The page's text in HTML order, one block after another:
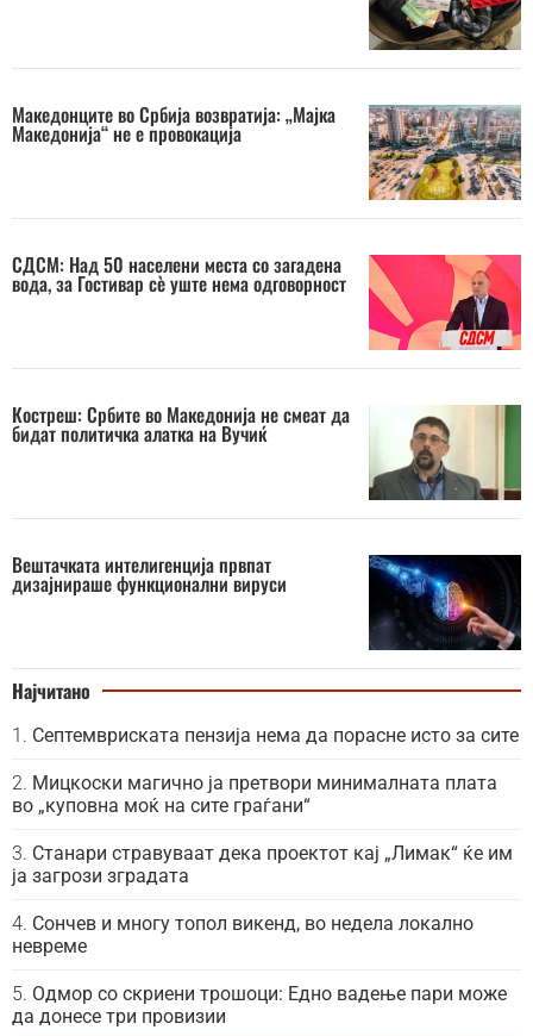
Македонците во Србија возвратија: „Мајка
Македонија“ не е провокација
СДСМ: Над 50 населени места со загадена
вода, за Гостивар сè уште нема одговорност
Костреш: Србите во Македонија не смеат да
бидат политичка алатка на Вучиќ
Вештачката интелигенција првпат
дизајнираше функционални вируси
Најчитано
Септемвриската пензија нема да порасне исто за сите
Мицкоски магично ја претвори минималната плата
во „куповна моќ на сите граѓани“
Станари стравуваат дека проектот кај „Лимак“ ќе им
ја загрози зградата
Сончев и многу топол викенд, во недела локално
невреме
Одмор со скриени трошоци: Едно вадење пари може
да донесе три провизии